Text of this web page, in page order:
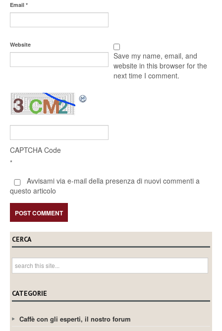
Email *
Website
Save my name, email, and
website in this browser for the
next time I comment.
CAPTCHA Code
*
Avvisami via e-mail della presenza di nuovi commenti a
questo articolo
CERCA
CATEGORIE
Caffè con gli esperti, il nostro forum